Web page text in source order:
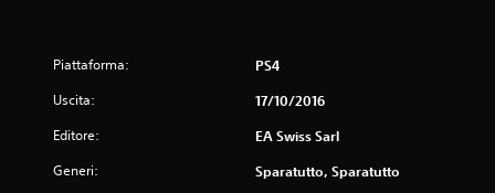
Piattaforma: PS4
Uscita: 17/10/2016
Editore: EA Swiss Sarl
Generi: Sparatutto, Sparatutto